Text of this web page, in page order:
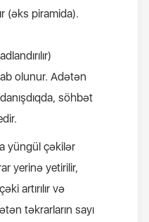
(əks piramida).
olunur. Adətən
söhbət
yüngül çəkilər
yerinə yetirilir,
artırılır və
təkrarların sayı